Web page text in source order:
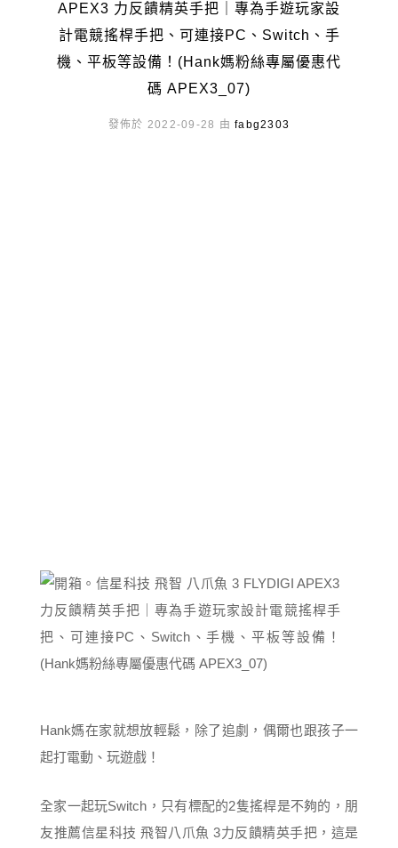
APEX3 力反饋精英手把｜專為手遊玩家設
計電競搖桿手把、可連接PC、Switch、手
機、平板等設備！(Hank媽粉絲專屬優惠代
碼 APEX3_07)
發佈於 2022-09-28 由fabg2303
Hank媽在家就想放輕鬆，除了追劇，偶爾也跟孩子一
起打電動、玩遊戲！
全家一起玩Switch，只有標配的2隻搖桿是不夠的，朋
友推薦信星科技 飛智八爪魚 3力反饋精英手把，這是